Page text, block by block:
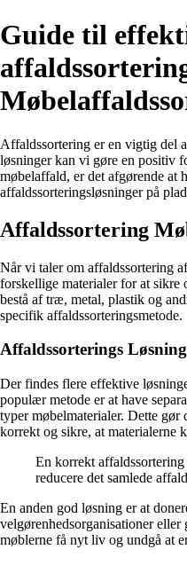
Guide til
Affaldssortering er en vigtig del
løsninger kan vi gøre en positiv
møbelaffald, er det afgørende at
affaldssorteringsløsninger på
Affaldssortering
Når vi taler om affaldssortering
forskellige materialer for at sikre
bestå af træ, metal, plastik og
specifik affaldssorteringsmetode.
Affaldssorterings
Der findes flere effektive
populær metode er at have
typer møbelmaterialer. Dette gør
korrekt og sikre, at materialerne
En korrekt
reducere det samlede
En anden god løsning er at
velgørenhedsorganisationer eller
møblerne få nyt liv og undgå at